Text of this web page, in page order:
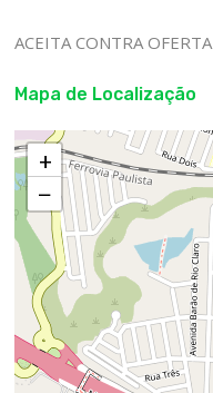
ACEITA CONTRA OFERTA
Mapa de Localização
+
−